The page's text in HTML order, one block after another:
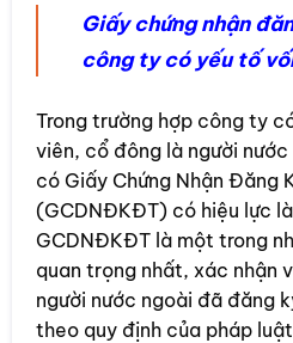
Giấy chứng nhận
công ty có yếu tố
Trong trường hợp công ty
viên, cổ đông là người
có Giấy Chứng Nhận Đăng
(GCDNĐKĐT) có hiệu lực
GCDNĐKĐT là một trong
quan trọng nhất, xác nhận
người nước ngoài đã đăng
theo quy định của pháp